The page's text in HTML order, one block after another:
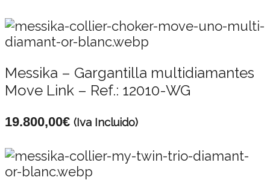
Messika – Gargantilla multidiamantes
Move Link – Ref.: 12010-WG
19.800,00€ (Iva Incluido)